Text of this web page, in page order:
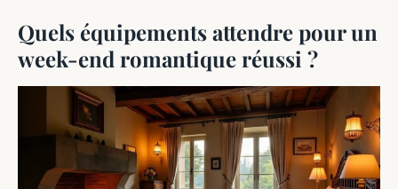
Quels équipements attendre pour un
week-end romantique réussi ?